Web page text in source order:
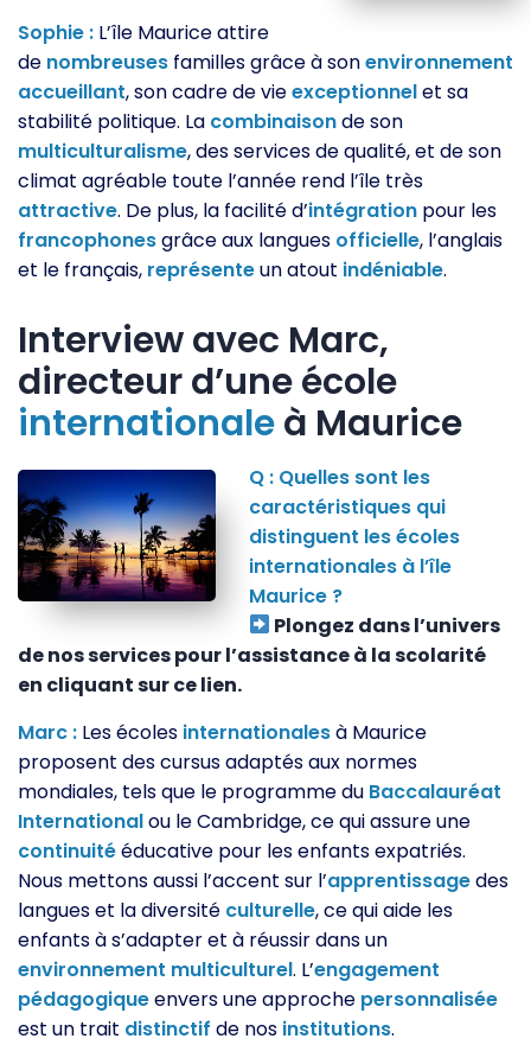
Sophie : L’île Maurice attire
de nombreuses familles grâce à sonenvironnement
accueillant, son cadre de vieexceptionnelet sa
stabilité politique. La combinaisonde son
multiculturalisme, des services de qualité, et de son
climat agréable toute l’année rend l’île très
attractive. De plus, la facilité d’intégration pour les
francophonesgrâce aux langues officielle, l’anglais
et le français, représenteun atout indéniable.
Interview avec Marc,
directeur d’une école
internationaleà Maurice
Q : Quelles sont les
caractéristiques qui
distinguent les écoles
internationales à l’île
Maurice ?
Plongez dans l’univers
de nos services pour l’assistance à la scolarité
en cliquant sur ce lien.
Marc : Les écoles internationalesà Maurice
proposent des cursus adaptés aux normes
mondiales, tels que le programme du Baccalauréat
Internationalou le Cambridge, ce qui assure une
continuitééducative pour les enfants expatriés.
Nous mettons aussi l’accent sur l’apprentissagedes
langues et la diversité culturelle, ce qui aide les
enfants à s’adapter et à réussir dans un
environnement multiculturel. L’engagement
pédagogiqueenvers une approche personnalisée
est un trait distinctif de nos institutions.